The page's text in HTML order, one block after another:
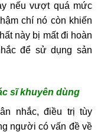
nếu vượt quá mức
chí nó còn khiến
này bị mất đi hoàn
để sử dụng sản
sĩ khuyên dùng
nhắc, điều trị tùy
người có vấn đề về